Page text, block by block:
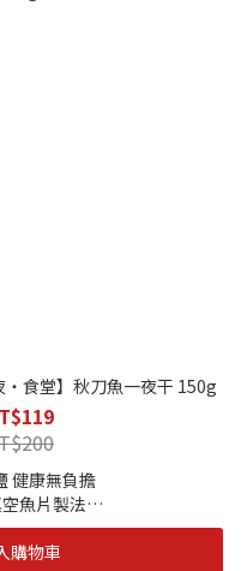
食堂】秋刀魚一夜干 150g
健康無負擔
魚片製法
鹽浸漬，讓您食用起來更健
康。
購物車